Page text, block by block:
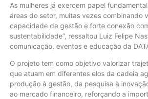
As mulheres já exercem papel
áreas do setor, muitas vezes combinando
capacidade de gestão e forte conexão
sustentabilidade”, ressaltou Luiz Felipe
comunicação, eventos e educação da
O projeto tem como objetivo valorizar
que atuam em diferentes elos da cadeia
produção à gestão, da pesquisa à
ao mercado financeiro, reforçando a